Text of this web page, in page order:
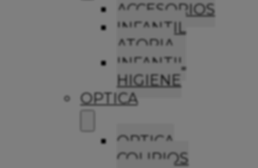
ACCESORIOS
INFANTIL
ATOPIA
INFANTIL
HIGIENE
OPTICA
OPTICA
COLIRIOS